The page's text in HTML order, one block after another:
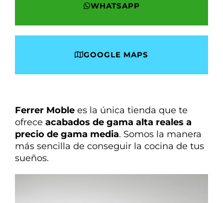
WHATSAPP
GOOGLE MAPS
Ferrer Moble es la única tienda que te
ofrece acabados de gama alta reales a
precio de gama media. Somos la manera
más sencilla de conseguir la cocina de tus
sueños.